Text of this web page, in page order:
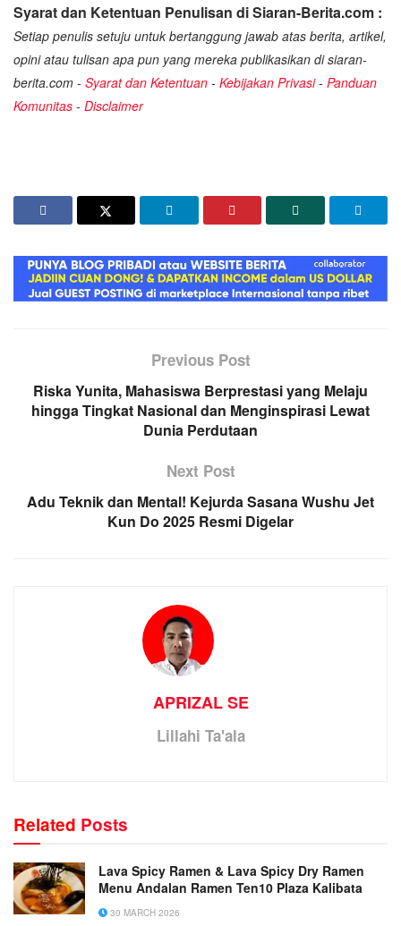
Syarat dan Ketentuan Penulisan di Siaran-Berita.com :
Setiap penulis setuju untuk bertanggung jawab atas berita, artikel,
opini atau tulisan apa pun yang mereka publikasikan di siaran-
berita.com - Syarat dan Ketentuan - Kebijakan Privasi- Panduan
Komunitas - Disclaimer
Previous Post
Riska Yunita, Mahasiswa Berprestasi yang Melaju
hingga Tingkat Nasional dan Menginspirasi Lewat
Dunia Perdutaan
Next Post
Adu Teknik dan Mental! Kejurda Sasana Wushu Jet
Kun Do 2025 Resmi Digelar
APRIZAL SE
Lillahi Ta'ala
Related Posts
Lava Spicy Ramen & Lava Spicy Dry Ramen
Menu Andalan Ramen Ten10 Plaza Kalibata
30 MARCH 2026